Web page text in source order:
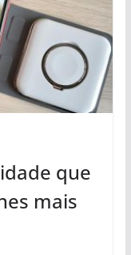
que
mais